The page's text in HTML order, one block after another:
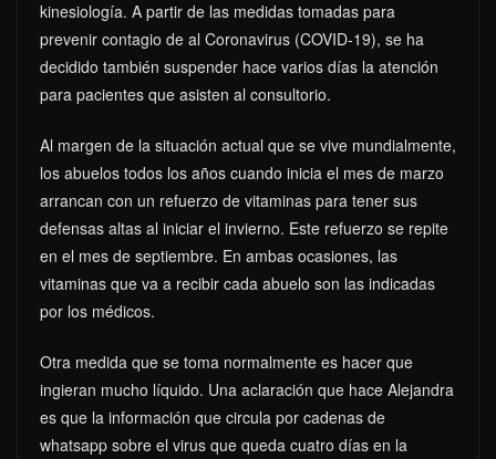
kinesiología. A partir de las medidas tomadas para
prevenir contagio de al Coronavirus (COVID-19), se ha
decidido también suspender hace varios días la atención
para pacientes que asisten al consultorio.
Al margen de la situación actual que se vive mundialmente,
los abuelos todos los años cuando inicia el mes de marzo
arrancan con un refuerzo de vitaminas para tener sus
defensas altas al iniciar el invierno. Este refuerzo se repite
en el mes de septiembre. En ambas ocasiones, las
vitaminas que va a recibir cada abuelo son las indicadas
por los médicos.
Otra medida que se toma normalmente es hacer que
ingieran mucho líquido. Una aclaración que hace Alejandra
es que la información que circula por cadenas de
whatsapp sobre el virus que queda cuatro días en la